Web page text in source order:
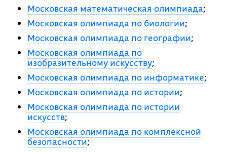
Московская математическая олимпиада;
Московская олимпиада по биологии;
Московская олимпиада по географии;
Московская олимпиада по
изобразительному искусству;
Московская олимпиада по информатике;
Московская олимпиада по истории;
Московская олимпиада по истории
искусств;
Московская олимпиада по комплексной
безопасности;